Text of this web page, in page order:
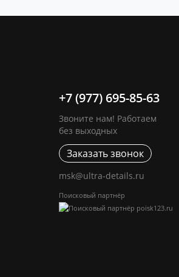
+7 (977) 695-85-63
Звоните нам! Работаем
без выходных
Заказать звонок
msk@ultra-details.ru
Поисковый партнёр